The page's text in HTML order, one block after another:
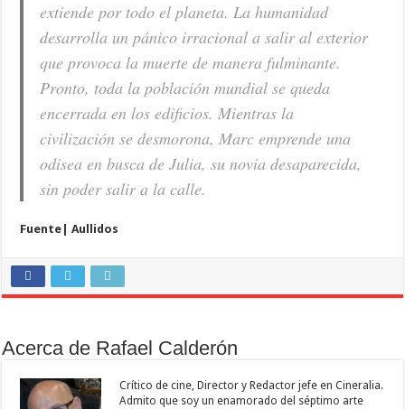
extiende por todo el planeta. La humanidad
desarrolla un pánico irracional a salir al exterior
que provoca la muerte de manera fulminante.
Pronto, toda la población mundial se queda
encerrada en los edificios. Mientras la
civilización se desmorona, Marc emprende una
odisea en busca de Julia, su novia desaparecida,
sin poder salir a la calle.
Fuente| Aullidos
Acerca de Rafael Calderón
Crítico de cine, Director y Redactor jefe en Cineralia.
Admito que soy un enamorado del séptimo arte